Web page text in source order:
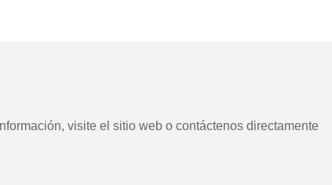
visite el sitio web o contáctenos directamente